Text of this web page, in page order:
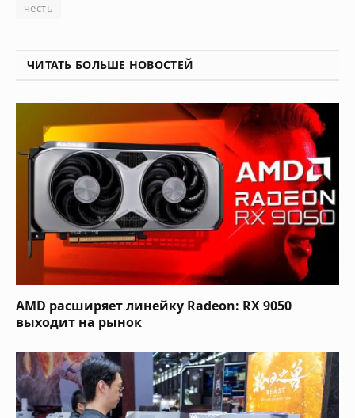
честь
ЧИТАТЬ БОЛЬШЕ НОВОСТЕЙ
AMD расширяет линейку Radeon: RX 9050
выходит на рынок